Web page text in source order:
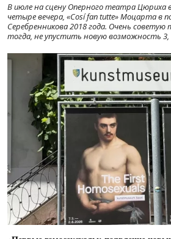
В июле на сцену Оперного театра Цюриха
четыре вечера, «Cosí fan tutte» Моцарта в
Серебренникова 2018 года. Очень советую
тогда, не упустить новую возможность 3,